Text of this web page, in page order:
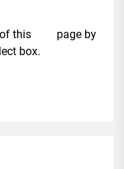
of this page by
box.